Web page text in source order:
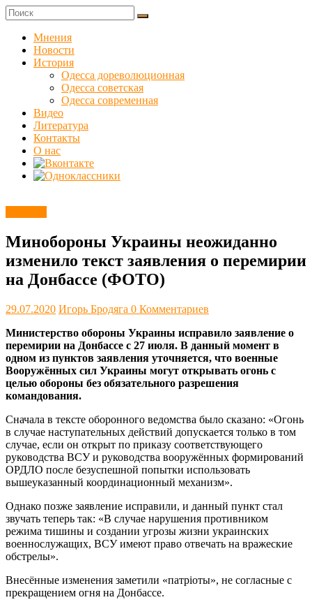
Skip
to
content
Куликовец
Сайт
одесского
сопротивления
Мнения
Новости
История
Одесса дореволюционная
Одесса советская
Одесса современная
Видео
Литература
Контакты
О нас
Минобороны Украины неожиданно
изменило текст заявления о перемирии
на Донбассе (ФОТО)
29.07.2020 Игорь Бродяга 0 Комментариев
Министерство обороны Украины исправило заявление о
перемирии на Донбассе с 27 июля. В данный момент в
одном из пунктов заявления уточняется, что военные
Вооружённых сил Украины могут открывать огонь с
целью обороны без обязательного разрешения
командования.
Сначала в тексте оборонного ведомства было сказано: «Огонь
в случае наступательных действий допускается только в том
случае, если он открыт по приказу соответствующего
руководства ВСУ и руководства вооружённых формирований
ОРДЛО после безуспешной попытки использовать
вышеуказанный координационный механизм».
Однако позже заявление исправили, и данный пункт стал
звучать теперь так: «В случае нарушения противником
режима тишины и создании угрозы жизни украинских
военнослужащих, ВСУ имеют право отвечать на вражеские
обстрелы».
Внесённые изменения заметили «патрiоты», не согласные с
прекращением огня на Донбассе.